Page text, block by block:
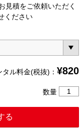
見積をご依頼いただく
ください
タル料金(税抜)： ¥820
数量
る